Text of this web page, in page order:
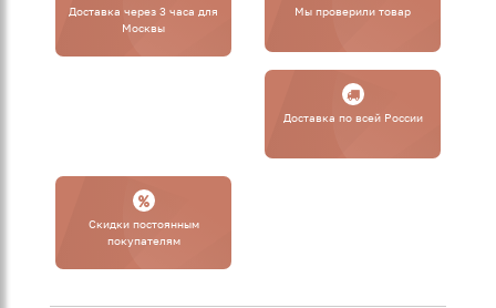
Доставка через 3 часа для
Москвы
Мы проверили товар
Доставка по всей России
Cкидки постоянным
покупателям